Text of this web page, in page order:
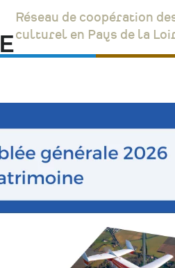
Réseau de coopération
culturel en Pays de la